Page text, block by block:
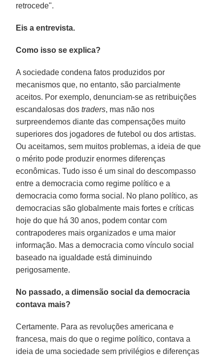
retrocede".
Eis a entrevista.
Como isso se explica?
A sociedade condena fatos produzidos por
mecanismos que, no entanto, são parcialmente
aceitos. Por exemplo, denunciam-se as retribuições
escandalosas dostraders, mas não nos
surpreendemos diante das compensações muito
superiores dos jogadores de futebol ou dos artistas.
Ou aceitamos, sem muitos problemas, a ideia de que
o mérito pode produzir enormes diferenças
econômicas. Tudo isso é um sinal do descompasso
entre a democracia como regime político e a
democracia como forma social. No plano político, as
democracias são globalmente mais fortes e críticas
hoje do que há 30 anos, podem contar com
contrapoderes mais organizados e uma maior
informação. Mas a democracia como vínculo social
baseado na igualdade está diminuindo
perigosamente.
No passado, a dimensão social da democracia
contava mais?
Certamente. Para as revoluções americana e
francesa, mais do que o regime político, contava a
ideia de uma sociedade sem privilégios e diferenças